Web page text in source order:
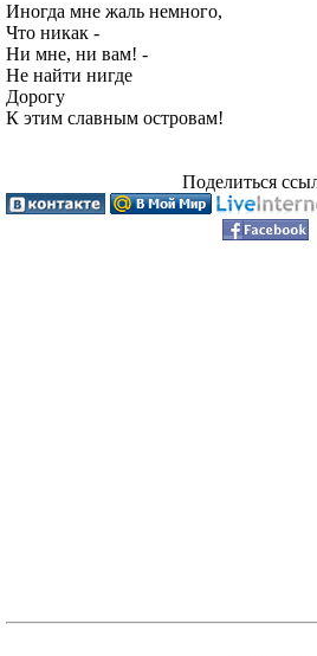
Иногда мне жаль немного,
Что никак -
Ни мне, ни вам! -
Не найти нигде
Дорогу
К этим славным островам!
Поделиться